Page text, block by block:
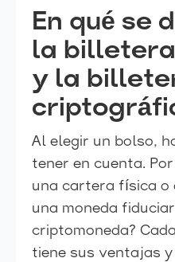
En qué se
la
y la
Al elegir un bolso,
tener en cuenta.
una cartera física o
una moneda
criptomoneda?
tiene sus ventajas